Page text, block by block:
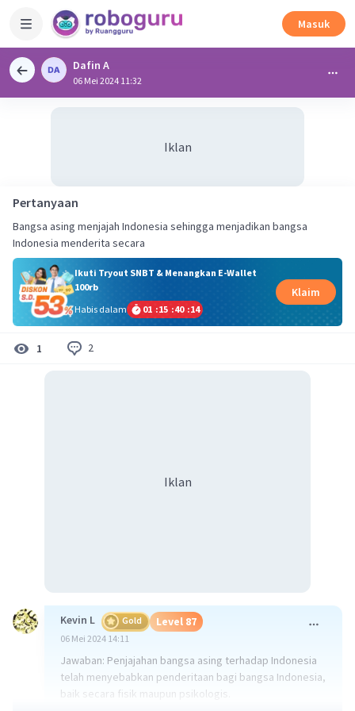
Masuk
Dafin A
06 Mei 2024 11:32
Iklan
Pertanyaan
Bangsa asing menjajah Indonesia sehingga menjadikan bangsa
Indonesia menderita secara
Ikuti Tryout SNBT & Menangkan E-Wallet
100rb
Habis dalam
01 :15 :40 :14
Klaim
1 2
Iklan
Kevin L Gold Level 87
06 Mei 2024 14:11
Jawaban: Penjajahan bangsa asing terhadap Indonesia
telah menyebabkan penderitaan bagi bangsa Indonesia,
baik secara fisik maupun psikologis.